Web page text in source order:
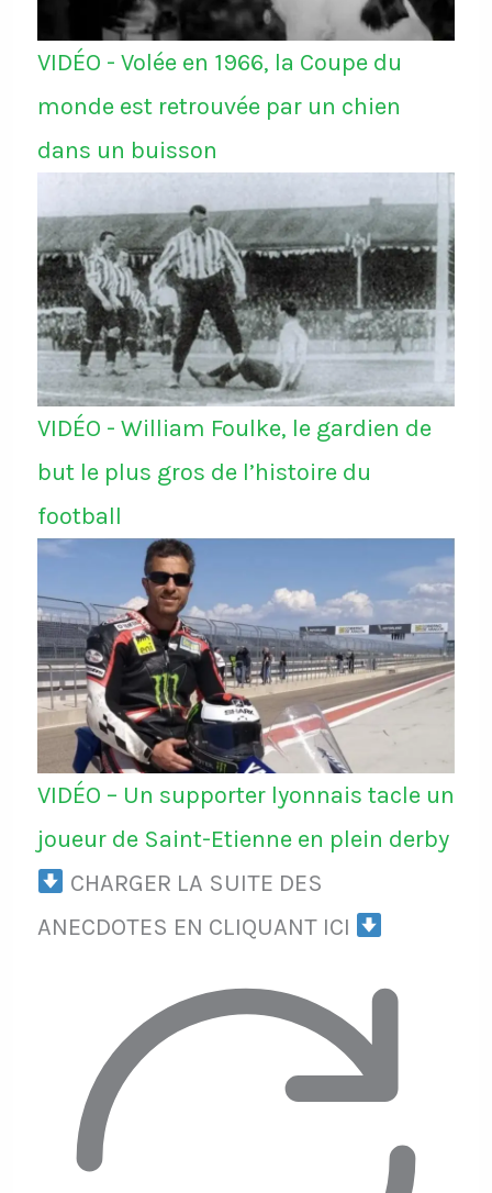
VIDÉO - Volée en 1966, la Coupe du
monde est retrouvée par un chien
dans un buisson
VIDÉO - William Foulke, le gardien de
but le plus gros de l’histoire du
football
VIDÉO – Un supporter lyonnais tacle un
joueur de Saint-Etienne en plein derby
CHARGER LA SUITE DES
ANECDOTES EN CLIQUANT ICI